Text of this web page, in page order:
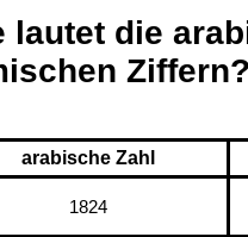
lautet die
arabische Zahl
1824